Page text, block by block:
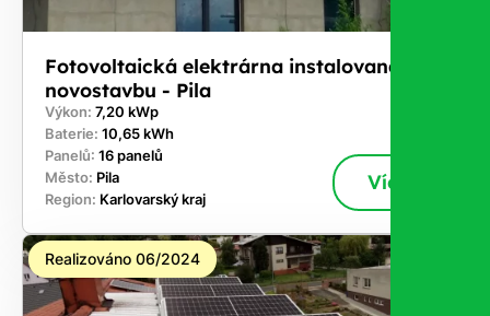
Fotovoltaická elektrárna instalovaná na
novostavbu - Pila
Výkon: 7,20 kWp
Baterie: 10,65 kWh
Panelů: 16 panelů
Město: Pila
Region: Karlovarský kraj
Více
Realizováno 06/2024